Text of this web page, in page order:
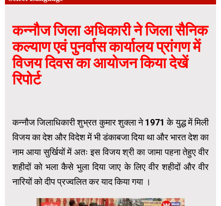
कन्नौज जिला अधिकारी ने जिला सैनिक
कल्याण एवं पुनर्वास कार्यालय प्रांगण में
विजय दिवस का आयोजन किया देखें
रिपोर्ट
कन्नौज जिलाधिकारी शुभ्रत कुमार शुक्ला ने 1971 के युद्ध में मिली
विजय का देश और विदेश में भी डंकाबजा दिया था और भारत देश का
नाम आया सुर्खियों में अतः इस विजय श्री का जामा पहना तेहुए वीर
शहीदों को भला कैसे भुला दिया जाए के लिए वीर शहीदों और वीर
नारियों को दीप प्रज्वलित कर याद किया गया ।